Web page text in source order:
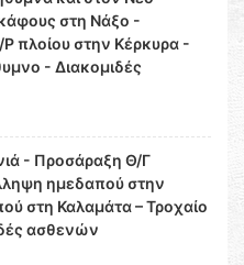
στη Νάξο -
πλοίου στην Κέρκυρα -
- Διακομιδές
- Προσάραξη Θ/Γ
ημεδαπού στην
στη Καλαμάτα – Τροχαίο
ασθενών